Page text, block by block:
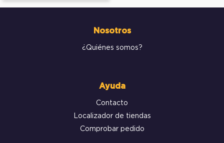
Nosotros
¿Quiénes somos?
Ayuda
Contacto
Localizador de tiendas
Comprobar pedido